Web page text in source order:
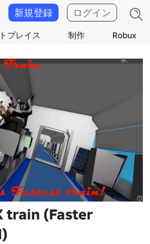
プレイス 制作 Robux
新規登録 ログイン
train (Faster